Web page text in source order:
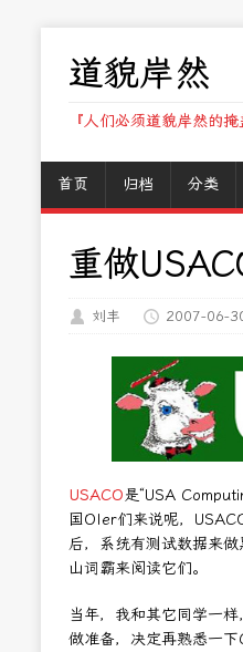
道貌岸然
『人们必须道貌岸然的
首页 归档 分类
重做
刘丰 2007-06-
USACO是“USA
国OIer们来说呢，
后，系统有测试数据来
山词霸来阅读它们。
当年，我和其它同学一
做准备，决定再熟悉一